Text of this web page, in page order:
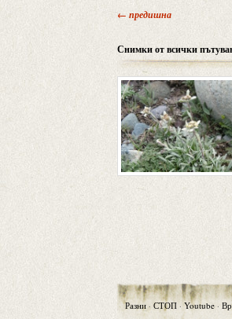
← предишна
Снимки от всички
Разни · СТОП · Youtube ·